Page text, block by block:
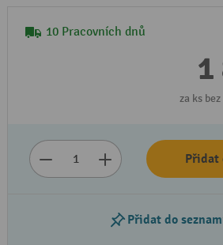
10 Pracovních dnů
1
za ks
Přidat
Přidat do